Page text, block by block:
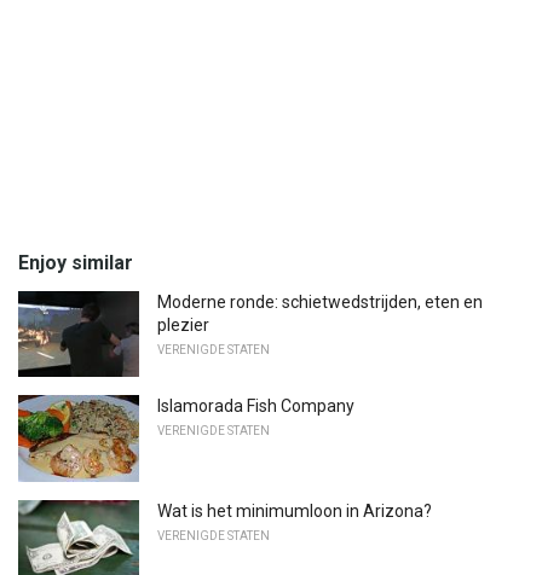
Enjoy similar
Moderne ronde: schietwedstrijden, eten en
plezier
VERENIGDE STATEN
Islamorada Fish Company
VERENIGDE STATEN
Wat is het minimumloon in Arizona?
VERENIGDE STATEN